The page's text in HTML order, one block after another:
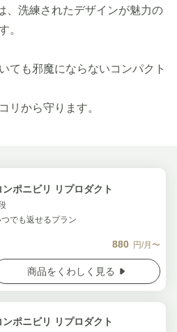
、洗練されたデザインが魅力の
。
ても邪魔にならないコンパクト
リから守ります。
ンポニビリ リプロダクト
つでも返せるプラン
880 円/月〜
商品をくわしく見る
ンポニビリ リプロダクト